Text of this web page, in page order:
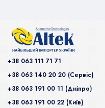
+38 063 111 71 71
+38 063 140 20 20 (Сервiс)
+38 063 191 00 11 (Дніпро)
+38 063 191 00 22 (Київ)